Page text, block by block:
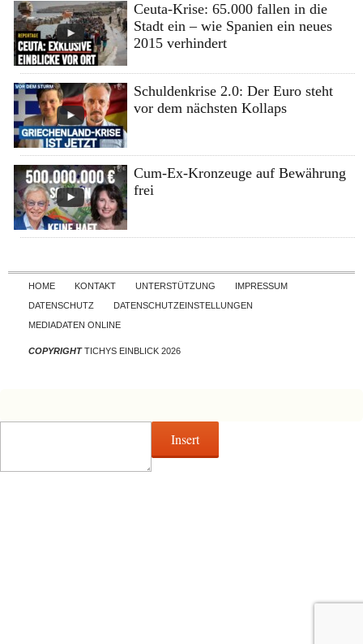
Ceuta-Krise: 65.000 fallen in die
Stadt ein – wie Spanien ein neues
2015 verhindert
Schuldenkrise 2.0: Der Euro steht
vor dem nächsten Kollaps
Cum-Ex-Kronzeuge auf Bewährung
frei
Skip to content
HOME KONTAKT UNTERSTÜTZUNG
IMPRESSUM
DATENSCHUTZ
DATENSCHUTZEINSTELLUNGEN
MEDIADATEN ONLINE
COPYRIGHTTICHYS EINBLICK 2026
Insert